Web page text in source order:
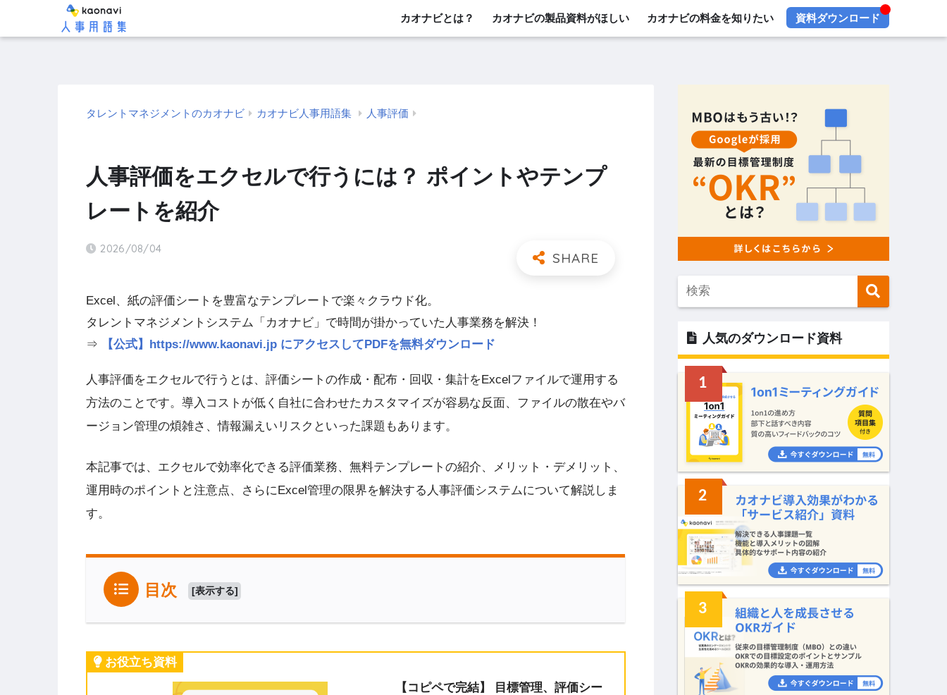
カオナビとは？ カオナビの製品資料がほしい カオナビの料金を知りたい 資料ダウンロード
タレントマネジメントのカオナビ カオナビ人事用語集 人事評価
人事評価をエクセルで行うには？ ポイントやテンプ
レートを紹介
2026/08/04
Excel、紙の評価シートを豊富なテンプレートで楽々クラウド化。
タレントマネジメントシステム「カオナビ」で時間が掛かっていた人事業務を解決！
⇒
【公式】https://www.kaonavi.jp にアクセスしてPDFを無料ダウンロード
人事評価をエクセルで行うとは、評価シートの作成・配布・回収・集計をExcelファイルで運用する
方法のことです。導入コストが低く自社に合わせたカスタマイズが容易な反面、ファイルの散在やバ
ージョン管理の煩雑さ、情報漏えいリスクといった課題もあります。
本記事では、エクセルで効率化できる評価業務、無料テンプレートの紹介、メリット・デメリット、
運用時のポイントと注意点、さらにExcel管理の限界を解決する人事評価システムについて解説しま
す。
目次 [表示する]
お役立ち資料
【コピペで完結】 目標管理、評価シー
人気のダウンロード資料